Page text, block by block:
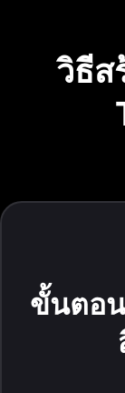
วิธีส
ขั้นตอ